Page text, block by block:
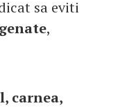
sa eviti
,
carnea,